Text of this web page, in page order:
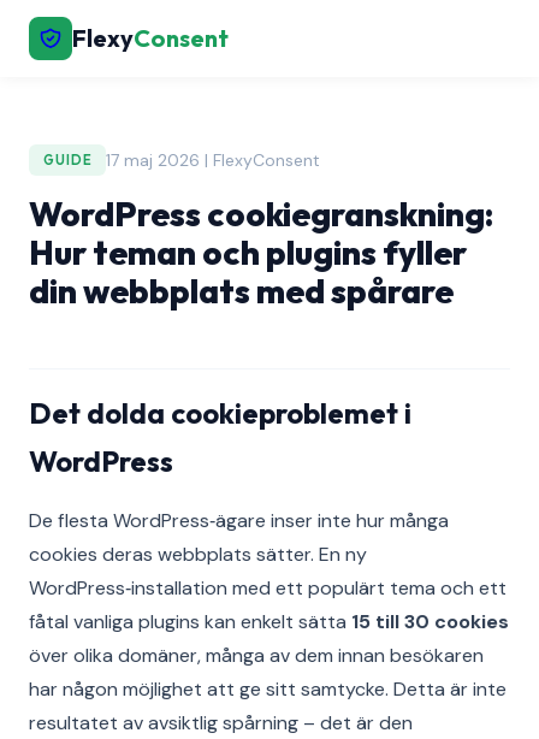
FlexyConsent
GUIDE 17 maj 2026 | FlexyConsent
WordPress cookiegranskning:
Hur teman och plugins fyller
din webbplats med spårare
Det dolda cookieproblemet i
WordPress
De flesta WordPress‑ägare inser inte hur många
cookies deras webbplats sätter. En ny
WordPress‑installation med ett populärt tema och ett
fåtal vanliga plugins kan enkelt sätta 15 till 30 cookies
över olika domäner, många av dem innan besökaren
har någon möjlighet att ge sitt samtycke. Detta är inte
resultatet av avsiktlig spårning – det är den